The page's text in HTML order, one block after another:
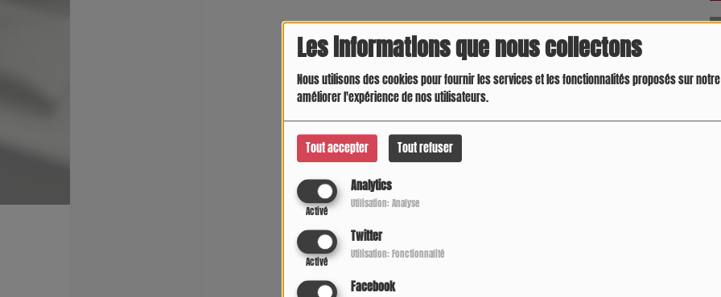
Les informations que nous collectons
Nous utilisons des cookies pour fournir les services et les fonctionnalités proposés sur
améliorer l'expérience de nos utilisateurs.
Tout accepter Tout refuser
Analytics
Activé
Utilisation: Analyse
Twitter
Activé
Utilisation: Fonctionnalité
Facebook